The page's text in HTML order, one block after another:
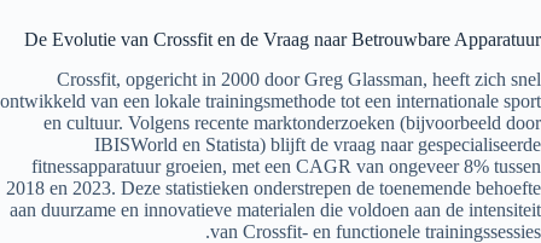
De Evolutie van Crossfit en de Vraag naar Betrouwbare Apparatuur
Crossfit, opgericht in 2000 door Greg Glassman, heeft zich snel
ontwikkeld van een lokale trainingsmethode tot een internationale sport
en cultuur. Volgens recente marktonderzoeken (bijvoorbeeld door
IBISWorld en Statista) blijft de vraag naar gespecialiseerde
fitnessapparatuur groeien, met een CAGR van ongeveer 8% tussen
2018 en 2023. Deze statistieken onderstrepen de toenemende behoefte
aan duurzame en innovatieve materialen die voldoen aan de intensiteit
van Crossfit- en functionele trainingssessies.